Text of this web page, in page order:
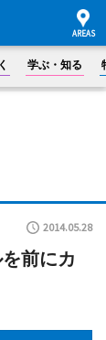
学ぶ・知る
2014.05.28
前にカ